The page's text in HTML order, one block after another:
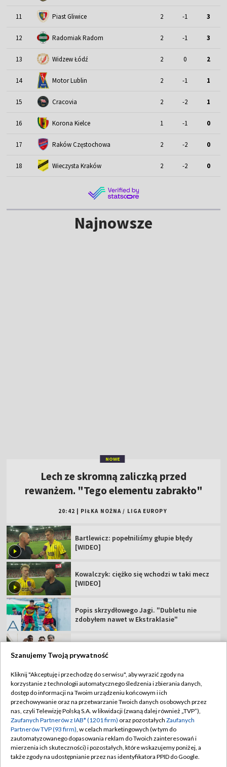
11 Piast Gliwice 2 -1 3
12 Radomiak Radom 2 -1 3
13 Widzew Łódź 2 0 2
14 Motor Lublin 2 -1 1
15 Cracovia 2 -2 1
16 Korona Kielce 1 -1 0
17 Raków Częstochowa 2 -2 0
18 Wieczysta Kraków 2 -2 0
Najnowsze
[WIDEO]
Kowalczyk: ciężko się wchodzi w taki mecz
[WIDEO]
Popis skrzydłowego Jagi. "Dubletu nie
Zagrali potencjalni rywale Polaków. Jest
Polskie kluby w europejskich pucharach.
Polka dziewiąta na szóstym etapie Tour de
TVP
Abonament TVP
Sklep TVP
Biuro Reklamy
Oferta Handlowa
Regulamin TVP
Polityka prywatności
Moje zgody
Biuro reklamy
Szanujemy Twoją prywatność
Kliknij "Akceptuję i przechodzę do serwisu", aby wyrazić zgody na
korzystanie z technologii automatycznego śledzenia i zbierania danych,
dostęp do informacji na Twoim urządzeniu końcowym i ich
przechowywanie oraz na przetwarzanie Twoich danych osobowych przez
nas, czyli Telewizję Polską S.A. w likwidacji (zwaną dalej również „TVP”),
Zaufanych Partnerów z IAB* (1201 firm) oraz pozostałych Zaufanych
Partnerów TVP (93 firm), w celach marketingowych (w tym do
zautomatyzowanego dopasowania reklam do Twoich zainteresowań i
mierzenia ich skuteczności) i pozostałych, które wskazujemy poniżej, a
także zgody na udostępnianie przez nas identyfikatora PPID do Google.